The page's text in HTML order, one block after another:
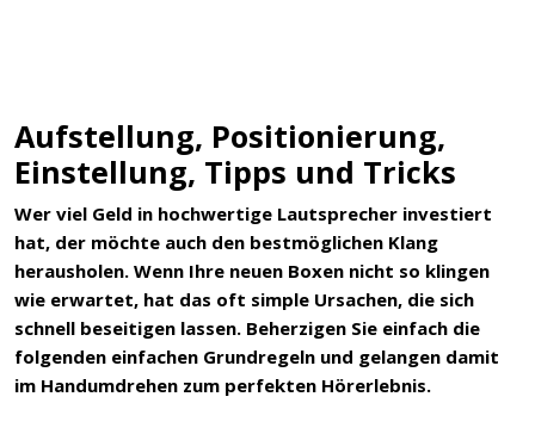
Aufstellung, Positionierung,
Einstellung, Tipps und Tricks
Wer viel Geld in hochwertige Lautsprecher investiert
hat, der möchte auch den bestmöglichen Klang
herausholen. Wenn Ihre neuen Boxen nicht so klingen
wie erwartet, hat das oft simple Ursachen, die sich
schnell beseitigen lassen. Beherzigen Sie einfach die
folgenden einfachen Grundregeln und gelangen damit
im Handumdrehen zum perfekten Hörerlebnis.